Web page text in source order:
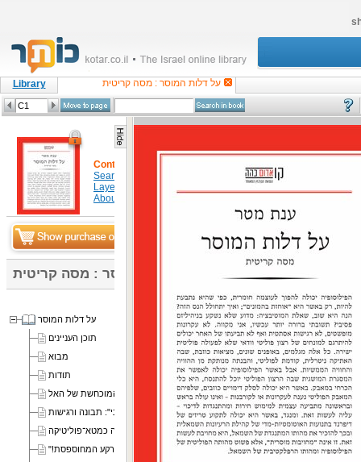
Library על דלות המוסר : מסה קריטית
Content
Search in item
Layers
About
על דלות המוסר : מסה קריטית
על דלות המוסר
תוכן העניינים
מבוא
תודות
פרק א "אין אלוהים, אבל...": נוכחותו המוכחשת של האל
פרק ב "להעמיד את הדתי על מסדו החילוני": תבונה ורגישות
פרק ג "אני רוצה תמיד עיניים": אתיקה כמטא־פוליטיקה
סיכום: "בחזרה לקרקע המחוספסת!"